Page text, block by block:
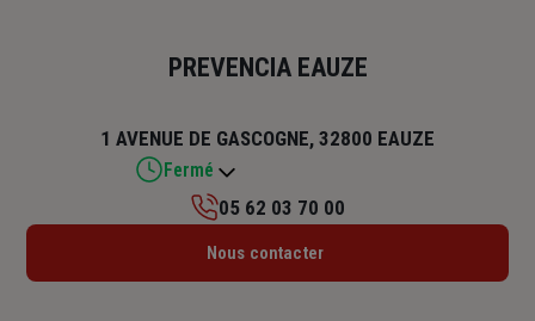
PREVENCIA EAUZE
1 AVENUE DE GASCOGNE, 32800 EAUZE
Fermé
Lundi : 09h – 13h / 14h – 17h
05 62 03 70 00
Nous contacter